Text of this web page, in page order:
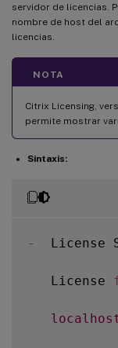
servidor de licencias.
nombre de host del
licencias.
NOTA
Citrix Licensing,
permite mostrar
Sintaxis:
-
License
   License